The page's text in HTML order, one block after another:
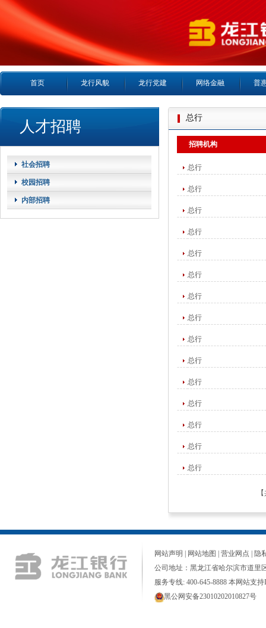
首页 龙行风貌 龙行党建 网络金融 普
人才招聘
社会招聘
校园招聘
内部招聘
总行
招聘机构
总行
总行
总行
总行
总行
总行
总行
总行
总行
总行
总行
总行
总行
总行
总行
【
网站声明 网站地图 营业网点
隐
公司地址：黑龙江省哈尔滨市道里
服务专线: 400-645-8888 本网站支持
黑公网安备23010202010827号